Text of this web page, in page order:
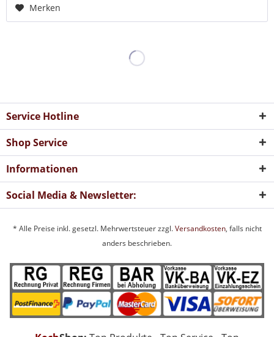
Merken
Service Hotline
Shop Service
Informationen
Social Media & Newsletter:
* Alle Preise inkl. gesetzl. Mehrwertsteuer zzgl.Versandkosten, falls nicht
anders beschrieben.